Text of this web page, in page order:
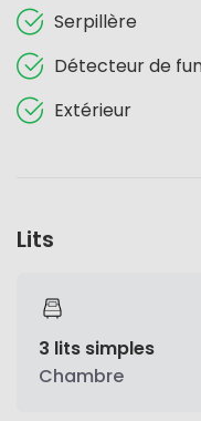
Serpillère
Détecteur de
Extérieur
Lits
3 lits simples
Chambre